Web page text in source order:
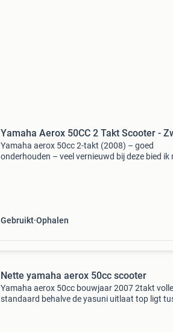
Yamaha Aerox 50CC 2 Takt Scooter -
Yamaha aerox 50cc 2-takt (2008) – goed
onderhouden – veel vernieuwd bij deze bied ik
Gebruikt Ophalen
Nette yamaha aerox 50cc scooter
Yamaha aerox 50cc bouwjaar 2007 2takt
standaard behalve de yasuni uitlaat top ligt